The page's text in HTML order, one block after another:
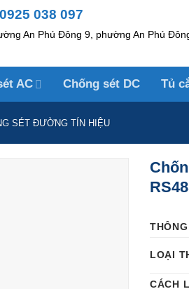
038 097
An Phú Đông 9, phường An Phú
AC Chống sét DC Tủ
SÉT ĐƯỜNG TÍN HIỆU
LOẠI
CÁCH